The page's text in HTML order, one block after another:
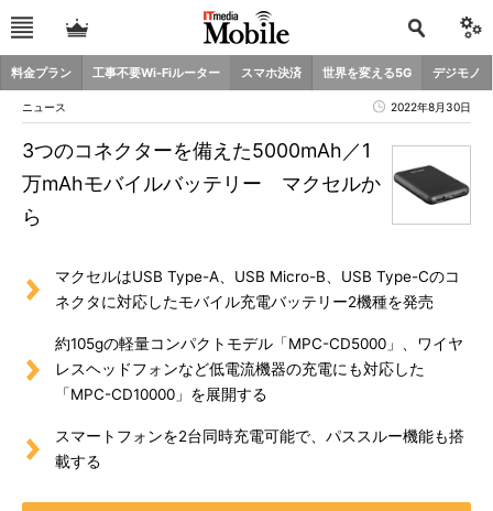
料金プラン 工事不要Wi-Fiルーター スマホ決済 世界を変える5G デジモノ
ニュース 2022年8月30日
3つのコネクターを備えた5000mAh／1
万mAhモバイルバッテリー マクセルか
ら
マクセルはUSB Type-A、USB Micro-B、USB Type-Cのコ
ネクタに対応したモバイル充電バッテリー2機種を発売
約105gの軽量コンパクトモデル「MPC-CD5000」、ワイヤ
レスヘッドフォンなど低電流機器の充電にも対応した
「MPC-CD10000」を展開する
スマートフォンを2台同時充電可能で、パススルー機能も搭
載する